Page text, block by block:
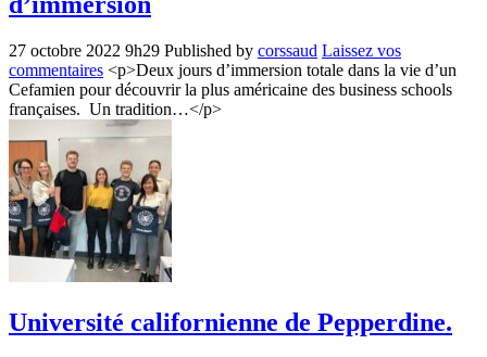
27 octobre 2022 9h29 Published by corssaud Laissez vos
commentaires <p>Deux jours d’immersion totale dans la vie d’un
Cefamien pour découvrir la plus américaine des business schools
françaises. Un tradition…</p>
Université californienne de Pepperdine.